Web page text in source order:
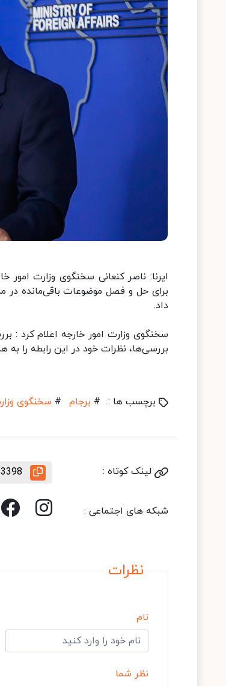
ایرنا: ناصر کنعانی سخنگوی وزارت
برای حل و فصل موضوعات باقی‌مانده در
داد.
سخنگوی وزارت امور خارجه اعلام کرد :
بررسی‌ها، نظرات خود در این رابطه را به
برچسب ها : # برجام # سخنگوی
لینک کوتاه :
شبکه های اجتماعی :
نظرات
نام
نظر شما